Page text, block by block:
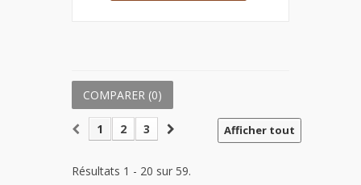
COMPARER (0)
Afficher tout
1 2 3
Résultats 1 - 20 sur 59.